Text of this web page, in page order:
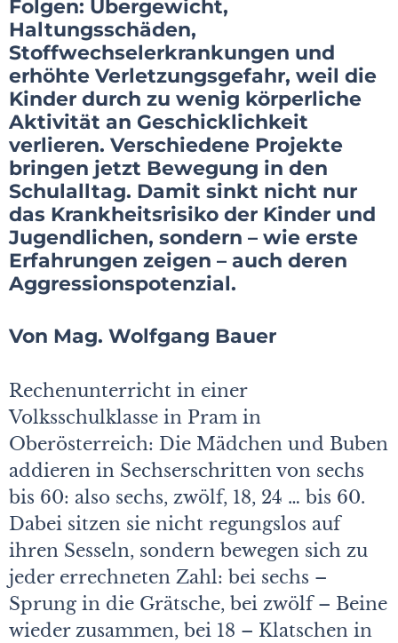
Folgen: Übergewicht,
Haltungsschäden,
Stoffwechselerkrankungen und
erhöhte Verletzungsgefahr, weil die
Kinder durch zu wenig körperliche
Aktivität an Geschicklichkeit
verlieren. Verschiedene Projekte
bringen jetzt Bewegung in den
Schulalltag. Damit sinkt nicht nur
das Krankheitsrisiko der Kinder und
Jugendlichen, sondern – wie erste
Erfahrungen zeigen – auch deren
Aggressionspotenzial.
Von Mag. Wolfgang Bauer
Rechenunterricht in einer
Volksschulklasse in Pram in
Oberösterreich: Die Mädchen und Buben
addieren in Sechserschritten von sechs
bis 60: also sechs, zwölf, 18, 24 … bis 60.
Dabei sitzen sie nicht regungslos auf
ihren Sesseln, sondern bewegen sich zu
jeder errechneten Zahl: bei sechs –
Sprung in die Grätsche, bei zwölf – Beine
wieder zusammen, bei 18 – Klatschen in